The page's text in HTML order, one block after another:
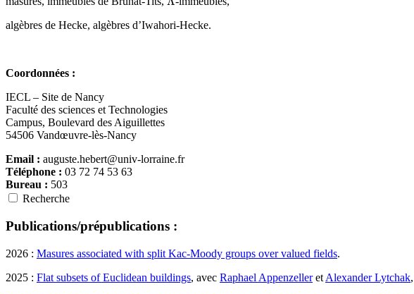
algèbres de Hecke, algèbres d’Iwahori-Hecke.
Coordonnées :
IECL – Site de Nancy
Faculté des sciences et Technologies
Campus, Boulevard des Aiguillettes
54506 Vandœuvre-lès-Nancy
Email : auguste.hebert@univ-lorraine.fr
Téléphone : 03 72 74 53 63
Bureau : 503
Recherche
Publications/prépublications :
2026 : Masures associated with split Kac-Moody groups over valued fields.
2025 : Flat subsets of Euclidean buildings, avec Raphael Appenzelleret Alexander Lytchak